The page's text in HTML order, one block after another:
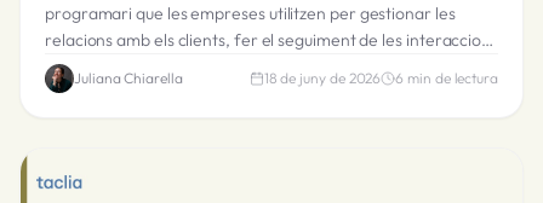
programari que les empreses utilitzen per gestionar les
relacions amb els clients, fer el seguiment de les interaccions
i coordinar els equips de vendes.
Juliana Chiarella 18 de juny de 2026 6 min de lectura